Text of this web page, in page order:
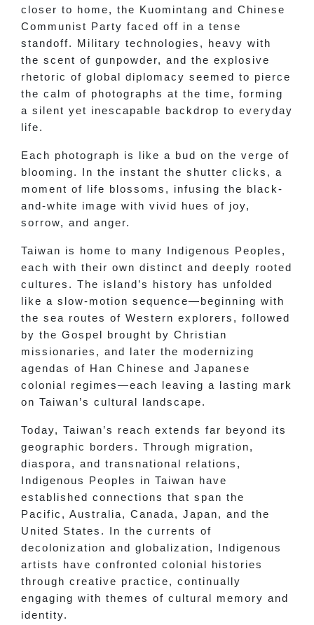
closer to home, the Kuomintang and Chinese
Communist Party faced off in a tense
standoff. Military technologies, heavy with
the scent of gunpowder, and the explosive
rhetoric of global diplomacy seemed to pierce
the calm of photographs at the time, forming
a silent yet inescapable backdrop to everyday
life.
Each photograph is like a bud on the verge of
blooming. In the instant the shutter clicks, a
moment of life blossoms, infusing the black-
and-white image with vivid hues of joy,
sorrow, and anger.
Taiwan is home to many Indigenous Peoples,
each with their own distinct and deeply rooted
cultures. The island’s history has unfolded
like a slow-motion sequence—beginning with
the sea routes of Western explorers, followed
by the Gospel brought by Christian
missionaries, and later the modernizing
agendas of Han Chinese and Japanese
colonial regimes—each leaving a lasting mark
on Taiwan’s cultural landscape.
Today, Taiwan’s reach extends far beyond its
geographic borders. Through migration,
diaspora, and transnational relations,
Indigenous Peoples in Taiwan have
established connections that span the
Pacific, Australia, Canada, Japan, and the
United States. In the currents of
decolonization and globalization, Indigenous
artists have confronted colonial histories
through creative practice, continually
engaging with themes of cultural memory and
identity.